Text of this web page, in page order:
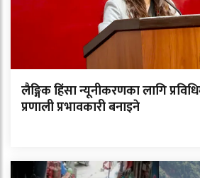
लैङ्गिक हिंसा न्यूनीकरणका लागि
प्रणाली प्रभावकारी बनाइने